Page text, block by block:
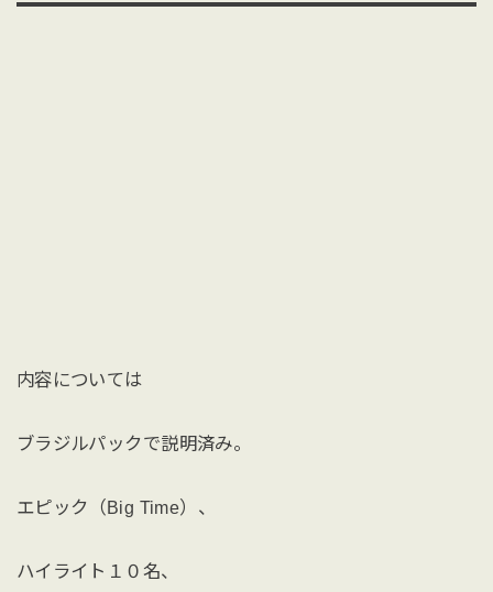
内容については
ブラジルパックで説明済み。
エピック（Big Time）、
ハイライト１０名、